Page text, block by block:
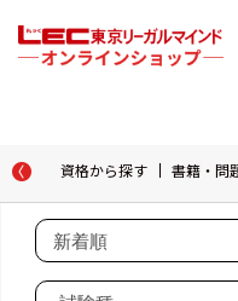
資格から探す 書籍・問